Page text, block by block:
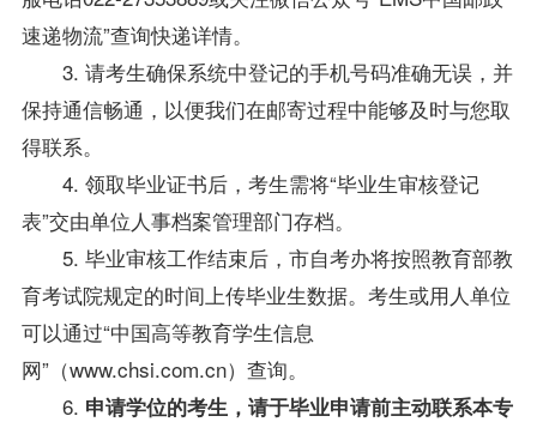
速递物流”查询快递详情。
3. 请考生确保系统中登记的手机号码准确无误，并
保持通信畅通，以便我们在邮寄过程中能够及时与您取
得联系。
4. 领取毕业证书后，考生需将“毕业生审核登记
表”交由单位人事档案管理部门存档。
5. 毕业审核工作结束后，市自考办将按照教育部教
育考试院规定的时间上传毕业生数据。考生或用人单位
可以通过“中国高等教育学生信息
网”（www.chsi.com.cn）查询。
6. 申请学位的考生，请于毕业申请前主动联系本专